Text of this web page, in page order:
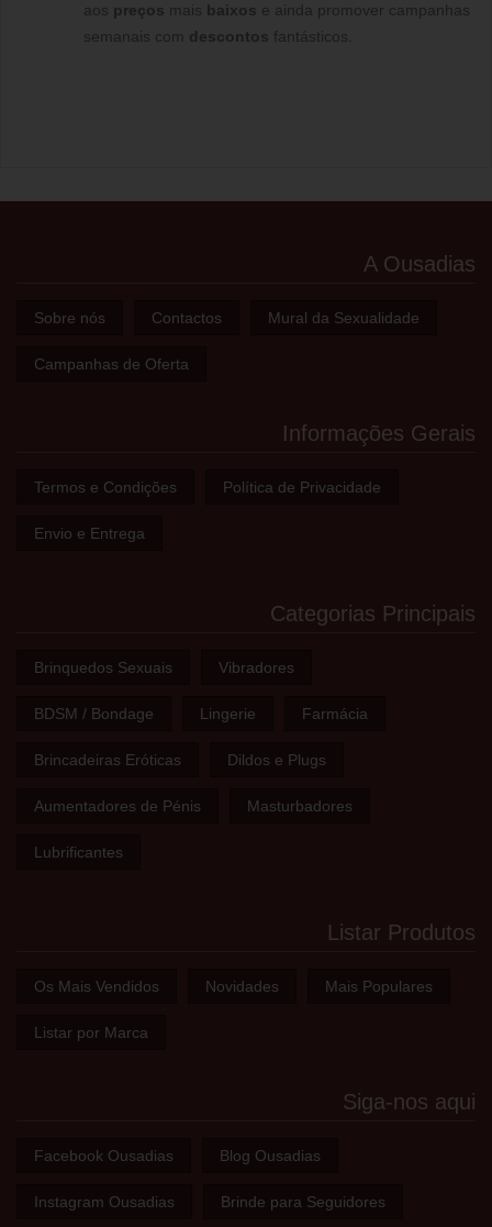
aos preços mais baixos e ainda promover campanhas
semanais com descontos fantásticos.
A Ousadias
Sobre nós Contactos Mural da Sexualidade
Campanhas de Oferta
Informações Gerais
Termos e Condições Política de Privacidade
Envio e Entrega
Categorias Principais
Brinquedos Sexuais Vibradores
BDSM / Bondage Lingerie Farmácia
Brincadeiras Eróticas Dildos e Plugs
Aumentadores de Pénis Masturbadores
Lubrificantes
Listar Produtos
Os Mais Vendidos Novidades Mais Populares
Listar por Marca
Siga-nos aqui
Facebook Ousadias Blog Ousadias
Instagram Ousadias Brinde para Seguidores